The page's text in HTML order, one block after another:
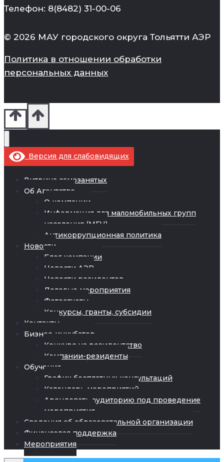
Телефон: 8(8482) 31-00-06
© 2026 МАУ городского округа Тольятти АЭР
Политика в отношении обработки
персональных данных
Версия для слабовидящих
Витрина самозанятых
Об Агентстве
О компании
Информация для маломобильных групп
населения (МГН)
Антикоррупционная политика
Новости
Блог компании
Новости АЭР
Новости резидентов
Деловые мероприятия
Фотоотчеты
Конкурсы, гранты, субсидии
Контакты
Бизнес-инкубатор
Конкурс на резидентство
Компании-резиденты
Обучение
График бесплатных консультаций
Календарь мероприятий
Арендовать аудиторию под проведение
мероприятия
Сведения об образовательной организации
Финансовая поддержка
Мероприятия